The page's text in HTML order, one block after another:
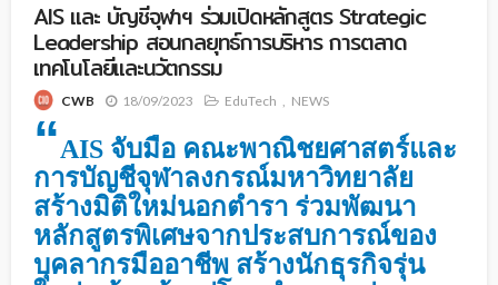
AIS และ บัญชีจุฬาฯ ร่วมเปิดหลักสูตร Strategic
Leadership สอนกลยุทธ์การบริหาร การตลาด
เทคโนโลยีและนวัตกรรม
CWB 18/09/2023 EduTech NEWS
“AIS จับมือ คณะพาณิชยศาสตร์และ
การบัญชีจุฬาลงกรณ์มหาวิทยาลัย
สร้างมิติใหม่นอกตำรา ร่วมพัฒนา
หลักสูตรพิเศษจากประสบการณ์ของ
บุคลากรมืออาชีพ สร้างนักธุรกิจรุ่น